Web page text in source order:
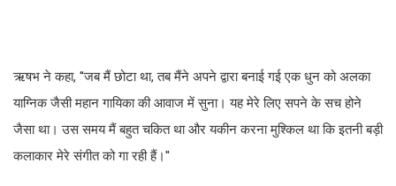
ऋषभ ने कहा, ''जब मैं छोटा था, तब मैंने अपने द्वारा बनाई गई एक धुन को अलका
याग्निक जैसी महान गायिका की आवाज में सुना। यह मेरे लिए सपने के सच होने
जैसा था। उस समय मैं बहुत चकित था और यकीन करना मुश्किल था कि इतनी बड़ी
कलाकार मेरे संगीत को गा रही हैं।''